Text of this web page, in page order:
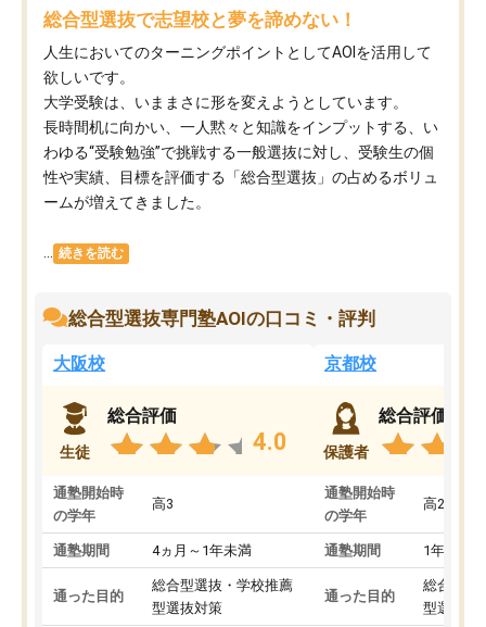
総合型選抜で志望校と夢を諦めない！
人生においてのターニングポイントとしてAOIを活用して
欲しいです。
大学受験は、いままさに形を変えようとしています。
長時間机に向かい、一人黙々と知識をインプットする、い
わゆる“受験勉強”で挑戦する一般選抜に対し、受験生の個
性や実績、目標を評価する「総合型選抜」の占めるボリュ
ームが増えてきました。
続きを読む
総合型選抜専門塾AOIの口コミ・評判
大阪校
生徒
総合評価
4.0
通塾開始時
の学年
高3
通塾期間 4ヵ月～1年未満
通った目的
総合型選抜・学校推薦
型選抜対策
京都校
保護者
総合評価
通塾開始時
の学年
高2
通塾期間 1年以上
通った目的
総合型選
型選抜対